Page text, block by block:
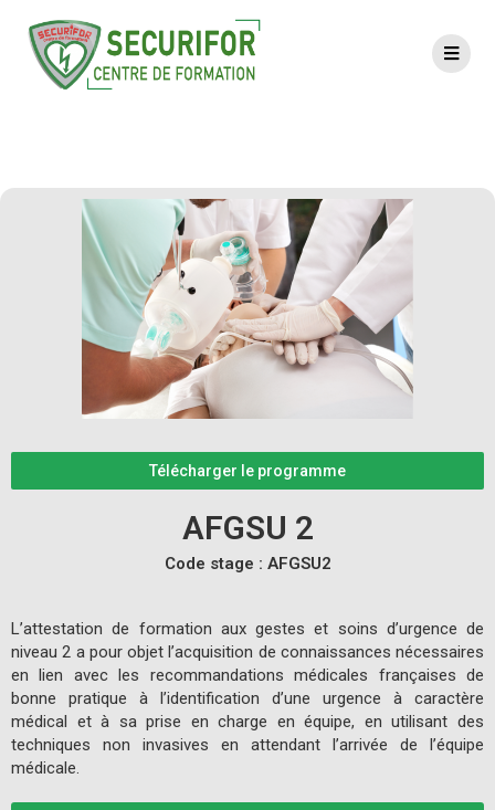
Télécharger le programme
AFGSU 2
Code stage : AFGSU2
L’attestation de formation aux gestes et soins d’urgence de
niveau 2 a pour objet l’acquisition de connaissances nécessaires
en lien avec les recommandations médicales françaises de
bonne pratique à l’identification d’une urgence à caractère
médical et à sa prise en charge en équipe, en utilisant des
techniques non invasives en attendant l’arrivée de l’équipe
médicale.